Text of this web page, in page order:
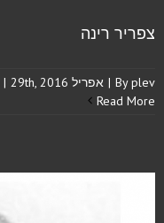
צפריר רינה
Byplev
| אפריל 29th, 2016 |
Read More